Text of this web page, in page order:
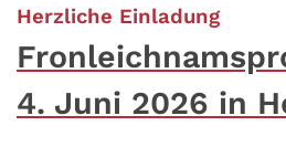
Herzliche Einladung:
4. Juni 2026 in